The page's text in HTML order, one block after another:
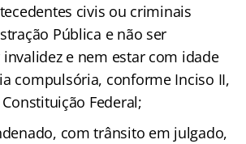
civis ou criminais
Pública e não ser
e nem estar com idade
compulsória, conforme Inciso II,
Federal;
com trânsito em julgado,